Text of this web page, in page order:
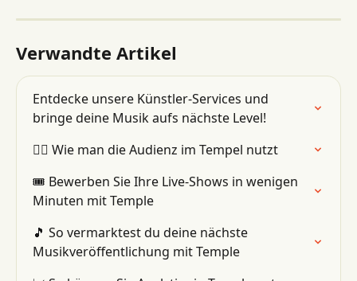
Verwandte Artikel
Entdecke unsere Künstler-Services und
bringe deine Musik aufs nächste Level!
👯‍♂️ Wie man die Audienz im Tempel nutzt
🎟 Bewerben Sie Ihre Live-Shows in wenigen
Minuten mit Temple
🎵 So vermarktest du deine nächste
Musikveröffentlichung mit Temple